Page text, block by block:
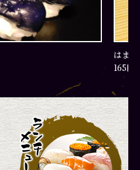
はまち
165円